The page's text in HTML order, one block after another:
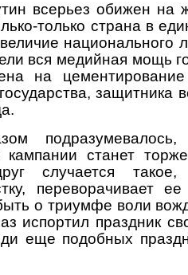
всерьез обижен на
только страна в
национального
вся медийная мощь
на
защитника
станет
случается
переворачивает
о триумфе воли
испортил праздник
еще подобных